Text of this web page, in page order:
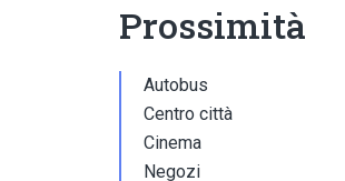
Prossimità
Autobus
Centro città
Cinema
Negozi